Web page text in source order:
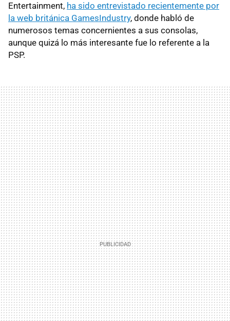
Entertainment, ha sido entrevistado recientemente por
la web británica GamesIndustry, donde habló de
numerosos temas concernientes a sus consolas,
aunque quizá lo más interesante fue lo referente a la
PSP.